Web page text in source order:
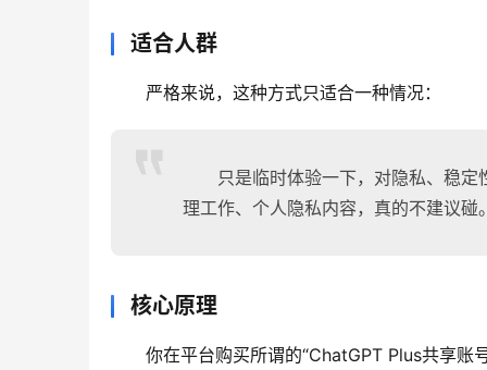
适合人群
严格来说，这种方式只适合一种情况：
只是临时体验一下，对隐私、稳
理工作、个人隐私内容，真的不建议碰
核心原理
你在平台购买所谓的“ChatGPT Plus共享账